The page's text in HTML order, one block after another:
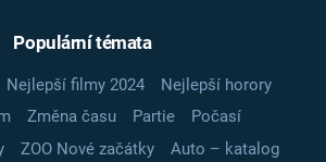
Populární témata
Nejlepší filmy 2024
Nejlepší horory
Změna času Partie
Počasí
ZOO Nové začátky
Auto – katalog